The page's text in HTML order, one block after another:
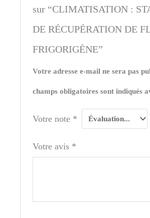
sur “CLIMATISATION :
DE RÉCUPÉRATION DE
FRIGORIGÈNE”
Votre adresse e-mail ne sera pas
champs obligatoires sont indiqués
Votre note *
Votre avis *